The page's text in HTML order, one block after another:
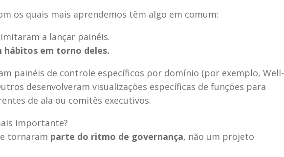
os quais mais aprendemos têm algo em comum:
a lançar painéis.
hábitos em torno deles.
painéis de controle específicos por domínio (por exemplo, Well-
desenvolveram visualizações específicas de funções para
de ala ou comitês executivos.
importante?
tornaram parte do ritmo de governança, não um projeto